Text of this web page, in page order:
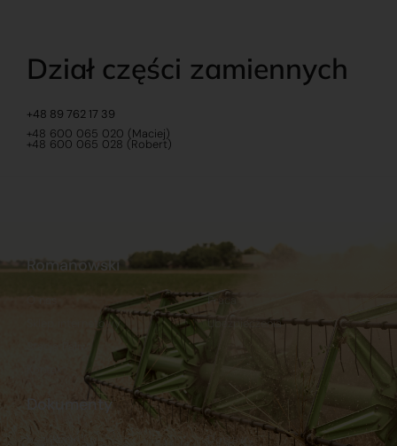
Dział części zamiennych
+48 89 762 17 39
+48 600 065 020 (Maciej)
+48 600 065 028 (Robert)
Dokumenty
Regulamin Dostawy
Romanowski
Sklep internetowy
Praca
Ubezpieczenia